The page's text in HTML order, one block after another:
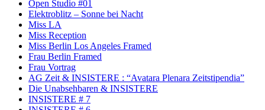
Open Studio #01
Elektroblitz – Sonne bei Nacht
Miss LA
Miss Reception
Miss Berlin Los Angeles Framed
Frau Berlin Framed
Frau Vortrag
AG Zeit & INSISTERE : “Avatara Plenara Zeitstipendia”
Die Unabsehbaren & INSISTERE
INSISTERE # 7